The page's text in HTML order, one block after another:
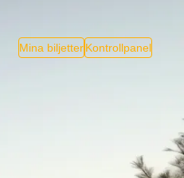
Mina biljetterKontrollpanel